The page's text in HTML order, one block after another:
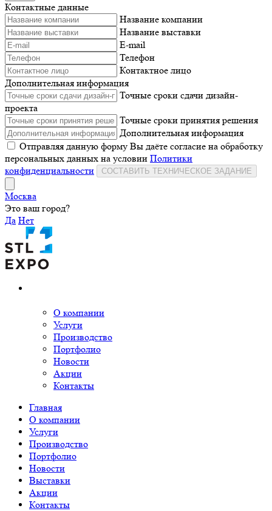
Контактные данные
Название компании
Название выставки
E-mail
Телефон
Контактное лицо
Дополнительная информация
Точные сроки сдачи дизайн-
проекта
Точные сроки принятия решения
Дополнительная информация
Отправляя данную форму Вы даёте согласие на обработку
персональных данных на условии Политики
конфиденциальности
СОСТАВИТЬ ТЕХНИЧЕСКОЕ ЗАДАНИЕ
Москва
Это ваш город?
Да Нет
О компании
Услуги
Производство
Портфолио
Новости
Акции
Контакты
Главная
О компании
Услуги
Производство
Портфолио
Новости
Выставки
Акции
Контакты